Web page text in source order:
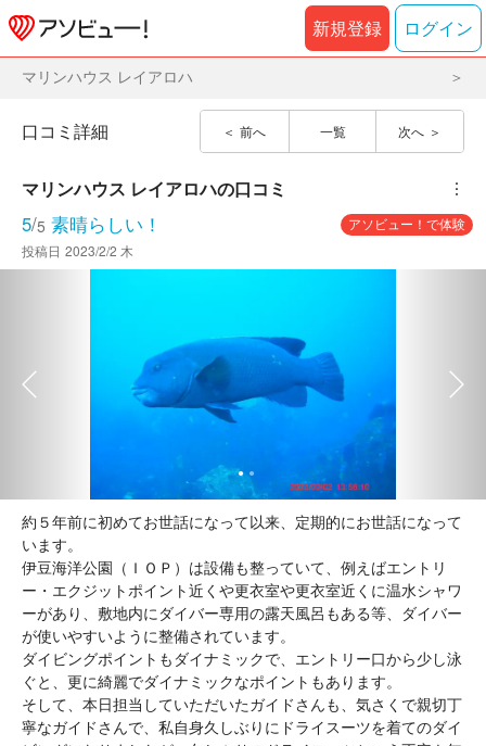
新規登録 ログイン
マリンハウス レイアロハ
前へ 一覧 次へ
口コミ詳細
マリンハウス レイアロハの口コミ ︙
5/5 素晴らしい！
アソビュー！で体験
投稿日 2023/2/2 木
約５年前に初めてお世話になって以来、定期的にお世話になって
います。
伊豆海洋公園（ＩＯＰ）は設備も整っていて、例えばエントリ
ー・エクジットポイント近くや更衣室や更衣室近くに温水シャワ
ーがあり、敷地内にダイバー専用の露天風呂もある等、ダイバー
が使いやすいように整備されています。
ダイビングポイントもダイナミックで、エントリー口から少し泳
ぐと、更に綺麗でダイナミックなポイントもあります。
そして、本日担当していただいたガイドさんも、気さくで親切丁
寧なガイドさんで、私自身久しぶりにドライスーツを着てのダイ